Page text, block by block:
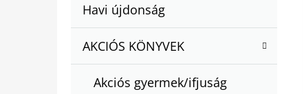
Nátugrása
T
G
Havi újdonság
AKCIÓS KÖNYVEK
Akciós gyermek/ifjuság
BARTOS ERIKA : BOGYÓ ÉS BABÓCA
€12,50